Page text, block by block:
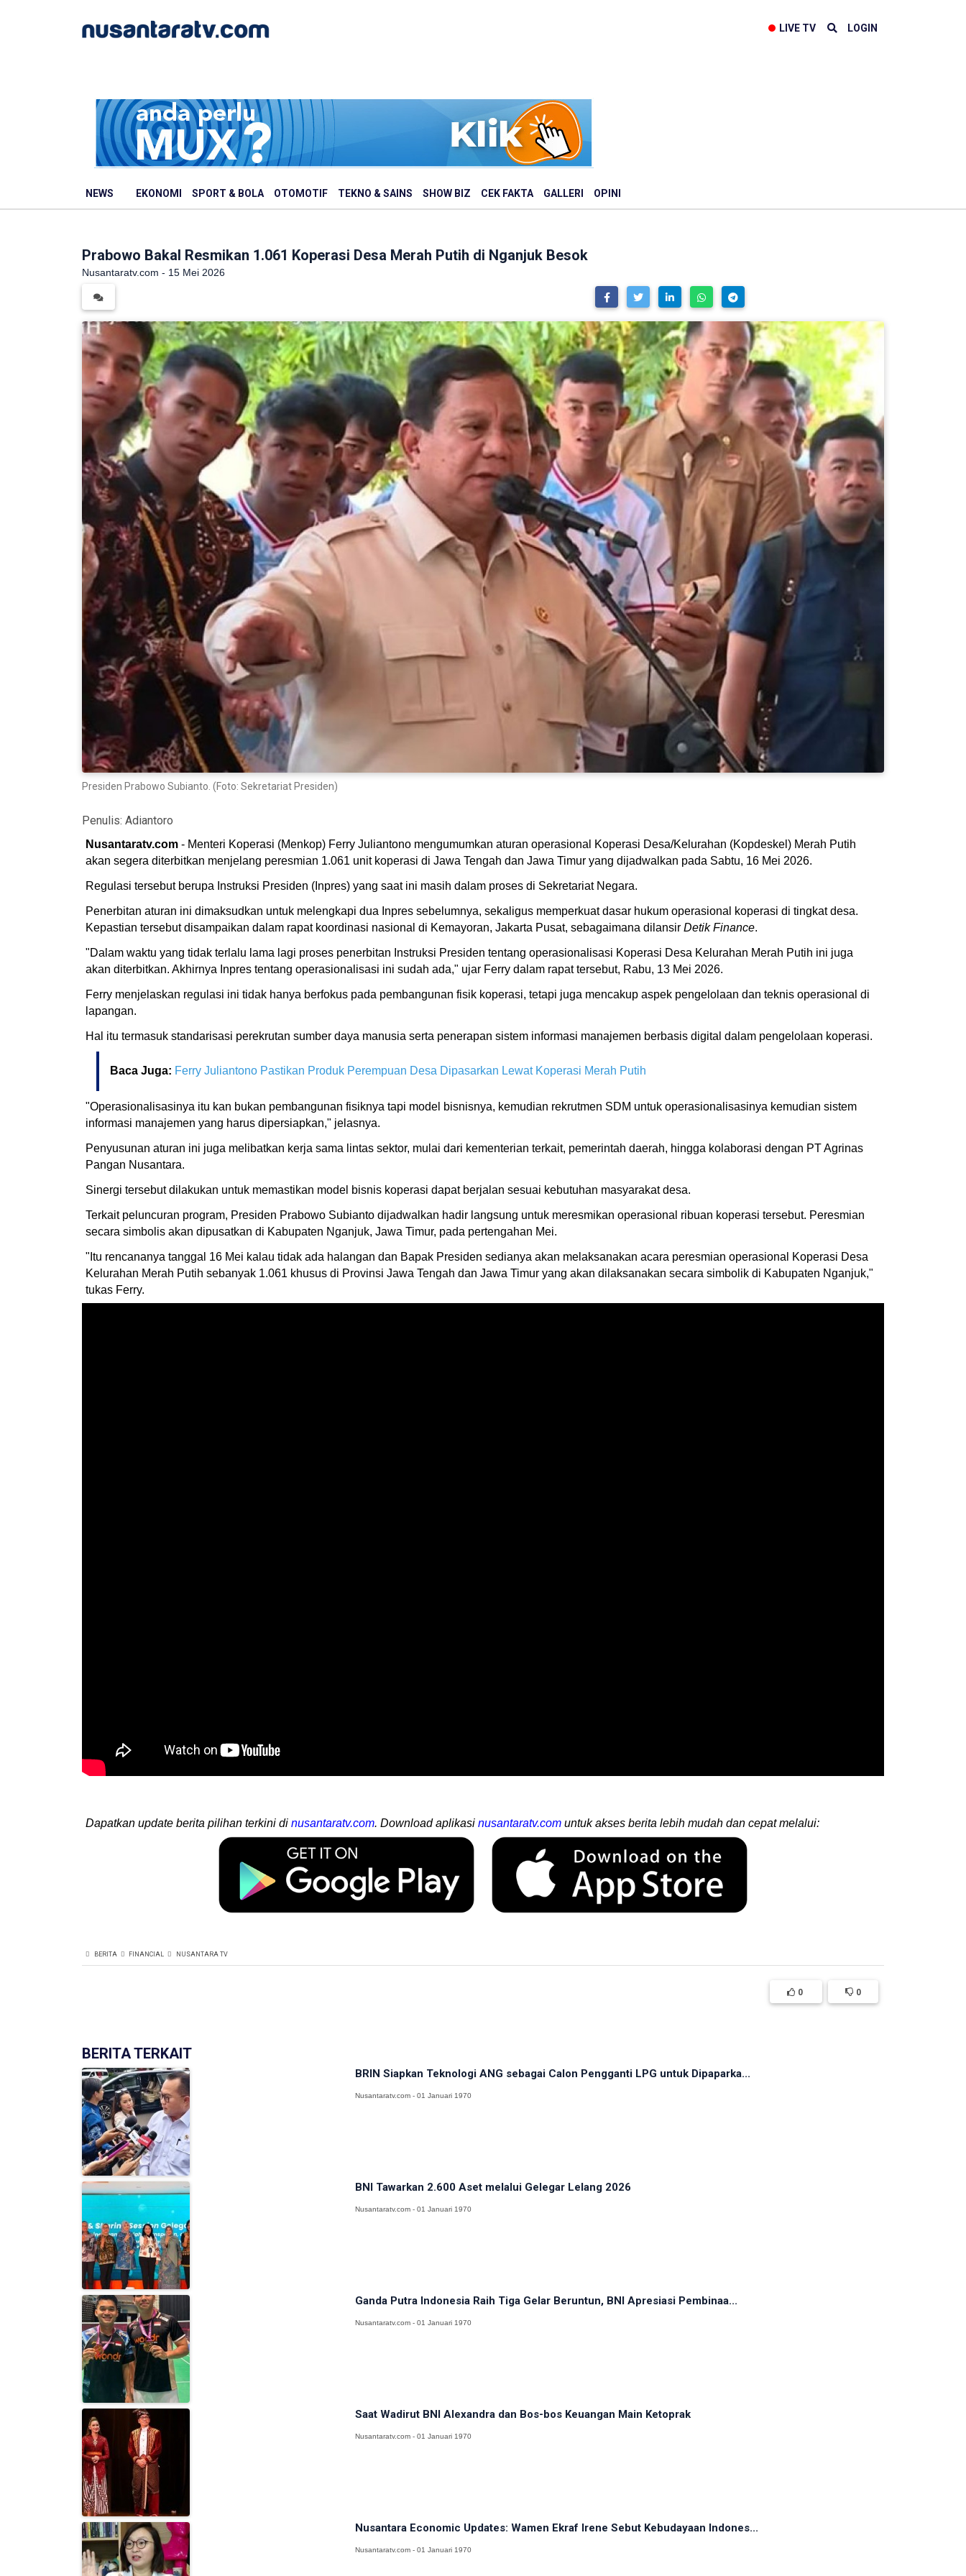
LIVE TV LOGIN
NEWS EKONOMI SPORT & BOLA OTOMOTIF TEKNO & SAINS SHOW BIZ CEK FAKTA GALLERI OPINI
Prabowo Bakal Resmikan 1.061 Koperasi Desa Merah Putih di Nganjuk Besok
Nusantaratv.com - 15 Mei 2026
Presiden Prabowo Subianto. (Foto: Sekretariat Presiden)
Penulis: Adiantoro
Nusantaratv.com - Menteri Koperasi (Menkop) Ferry Juliantono mengumumkan aturan operasional Koperasi Desa/Kelurahan (Kopdeskel) Merah Putih
akan segera diterbitkan menjelang peresmian 1.061 unit koperasi di Jawa Tengah dan Jawa Timur yang dijadwalkan pada Sabtu, 16 Mei 2026.
Regulasi tersebut berupa Instruksi Presiden (Inpres) yang saat ini masih dalam proses di Sekretariat Negara.
Penerbitan aturan ini dimaksudkan untuk melengkapi dua Inpres sebelumnya, sekaligus memperkuat dasar hukum operasional koperasi di tingkat desa.
Kepastian tersebut disampaikan dalam rapat koordinasi nasional di Kemayoran, Jakarta Pusat, sebagaimana dilansir Detik Finance.
"Dalam waktu yang tidak terlalu lama lagi proses penerbitan Instruksi Presiden tentang operasionalisasi Koperasi Desa Kelurahan Merah Putih ini juga
akan diterbitkan. Akhirnya Inpres tentang operasionalisasi ini sudah ada," ujar Ferry dalam rapat tersebut, Rabu, 13 Mei 2026.
Ferry menjelaskan regulasi ini tidak hanya berfokus pada pembangunan fisik koperasi, tetapi juga mencakup aspek pengelolaan dan teknis operasional di
lapangan.
Hal itu termasuk standarisasi perekrutan sumber daya manusia serta penerapan sistem informasi manajemen berbasis digital dalam pengelolaan koperasi.
Baca Juga: Ferry Juliantono Pastikan Produk Perempuan Desa Dipasarkan Lewat Koperasi Merah Putih
"Operasionalisasinya itu kan bukan pembangunan fisiknya tapi model bisnisnya, kemudian rekrutmen SDM untuk operasionalisasinya kemudian sistem
informasi manajemen yang harus dipersiapkan," jelasnya.
Penyusunan aturan ini juga melibatkan kerja sama lintas sektor, mulai dari kementerian terkait, pemerintah daerah, hingga kolaborasi dengan PT Agrinas
Pangan Nusantara.
Sinergi tersebut dilakukan untuk memastikan model bisnis koperasi dapat berjalan sesuai kebutuhan masyarakat desa.
Terkait peluncuran program, Presiden Prabowo Subianto dijadwalkan hadir langsung untuk meresmikan operasional ribuan koperasi tersebut. Peresmian
secara simbolis akan dipusatkan di Kabupaten Nganjuk, Jawa Timur, pada pertengahan Mei.
"Itu rencananya tanggal 16 Mei kalau tidak ada halangan dan Bapak Presiden sedianya akan melaksanakan acara peresmian operasional Koperasi Desa
Kelurahan Merah Putih sebanyak 1.061 khusus di Provinsi Jawa Tengah dan Jawa Timur yang akan dilaksanakan secara simbolik di Kabupaten Nganjuk,"
tukas Ferry.
Dapatkan update berita pilihan terkini di nusantaratv.com. Download aplikasi nusantaratv.com untuk akses berita lebih mudah dan cepat melalui:
BERITA FINANCIAL NUSANTARA TV
0 0
BERITA TERKAIT
BRIN Siapkan Teknologi ANG sebagai Calon Pengganti LPG untuk Dipaparka...
Nusantaratv.com - 01 Januari 1970
BNI Tawarkan 2.600 Aset melalui Gelegar Lelang 2026
Nusantaratv.com - 01 Januari 1970
Ganda Putra Indonesia Raih Tiga Gelar Beruntun, BNI Apresiasi Pembinaa...
Nusantaratv.com - 01 Januari 1970
Saat Wadirut BNI Alexandra dan Bos-bos Keuangan Main Ketoprak
Nusantaratv.com - 01 Januari 1970
Nusantara Economic Updates: Wamen Ekraf Irene Sebut Kebudayaan Indones...
Nusantaratv.com - 01 Januari 1970